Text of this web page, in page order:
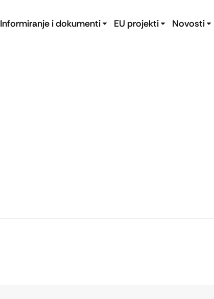
Informiranje i dokumenti EU projekti Novosti